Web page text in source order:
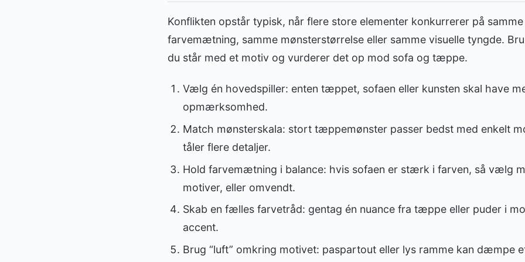
Konflikten opstår typisk, når flere store elementer konkurrerer på samme
farvemætning, samme mønsterstørrelse eller samme visuelle tyngde.
du står med et motiv og vurderer det op mod sofa og tæppe.
Vælg én hovedspiller: enten tæppet, sofaen eller kunsten skal have
opmærksomhed.
Match mønsterskala: stort tæppemønster passer bedst med enkelt
tåler flere detaljer.
Hold farvemætning i balance: hvis sofaen er stærk i farven, så vælg
motiver, eller omvendt.
Skab en fælles farvetråd: gentag én nuance fra tæppe eller puder i
accent.
Brug “luft” omkring motivet: paspartout eller lys ramme kan dæmpe